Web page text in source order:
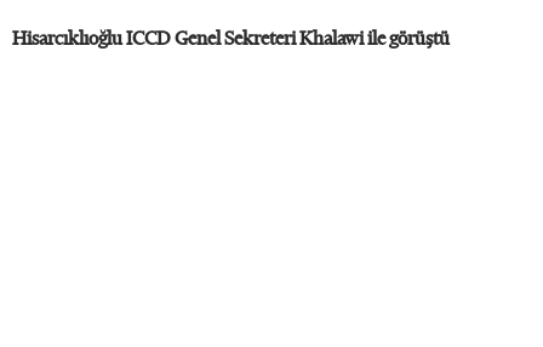
Hisarcıklıoğlu ICCD Genel Sekreteri Khalawi ile görüştü